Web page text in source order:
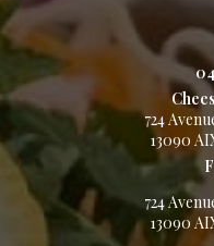
724
13090
724
13090